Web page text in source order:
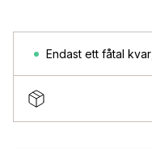
Endast ett fåtal kvar